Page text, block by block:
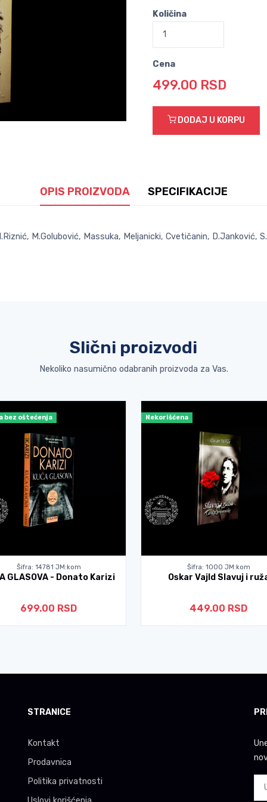
Količina
Cena
499.00 RSD
DODAJ U KORPU
OPIS PROIZVODA SPECIFIKACIJE
M.Golubović, Massuka, Meljanicki, Cvetičanin, D.Janković,
Slični proizvodi
Nekoliko nasumično odabranih proizvoda za Vas.
bez oštećenja
Šifra: 14781 JM:kom
GLASOVA - Donato Karizi
699.00 RSD
Nekorišćena
Šifra: 1000 JM:kom
Oskar Vajld Slavuj i
449.00 RSD
STRANICE
Kontakt
Prodavnica
Politika privatnosti